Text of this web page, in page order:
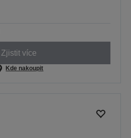
Zjistit více
Kde nakoupit